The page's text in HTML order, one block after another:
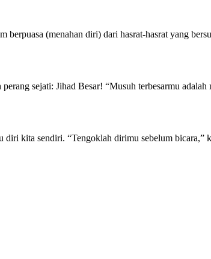
berpuasa (menahan diri) dari hasrat-hasrat yang
sejati: Jihad Besar! “Musuh terbesarmu
kita sendiri. “Tengoklah dirimu sebelum